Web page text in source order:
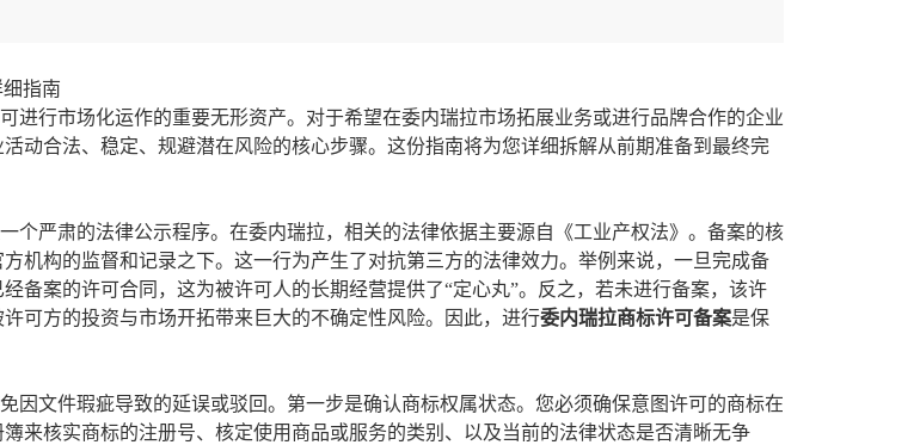
行市场化运作的重要无形资产。对于希望在委内瑞拉市场拓展业务或进行品牌合作的企业
动合法、稳定、规避潜在风险的核心步骤。这份指南将为您详细拆解从前期准备到最终完
严肃的法律公示程序。在委内瑞拉，相关的法律依据主要源自《工业产权法》。备案的核
机构的监督和记录之下。这一行为产生了对抗第三方的法律效力。举例来说，一旦完成备
备案的许可合同，这为被许可人的长期经营提供了“定心丸”。反之，若未进行备案，该许
可方的投资与市场开拓带来巨大的不确定性风险。因此，进行委内瑞拉商标许可备案是保
文件瑕疵导致的延误或驳回。第一步是确认商标权属状态。您必须确保意图许可的商标在
来核实商标的注册号、核定使用商品或服务的类别、以及当前的法律状态是否清晰无争